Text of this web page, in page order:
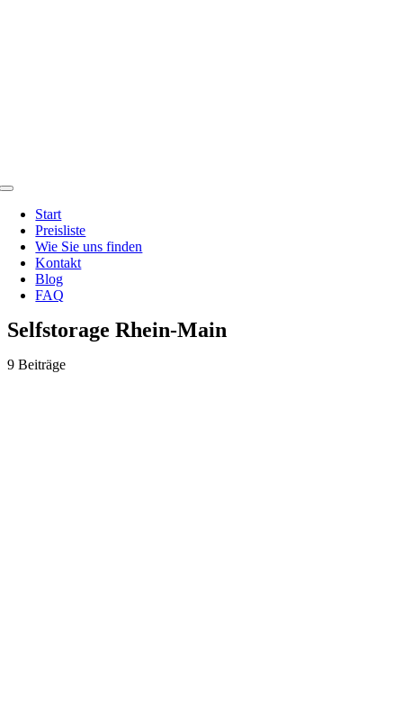
Toggle
Navigation
Start
Preisliste
Wie Sie uns finden
Kontakt
Blog
FAQ
Selfstorage Rhein-Main
9 Beiträge